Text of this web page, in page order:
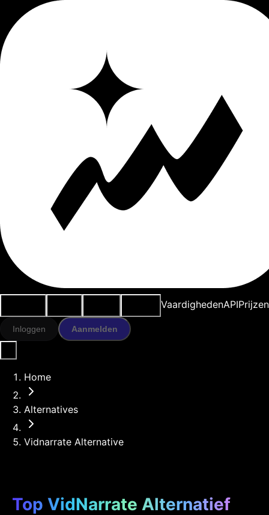
VaardighedenAPIPrijzen
Inloggen Aanmelden
Home
Alternatives
Vidnarrate Alternative
Top VidNarrate Alternatief